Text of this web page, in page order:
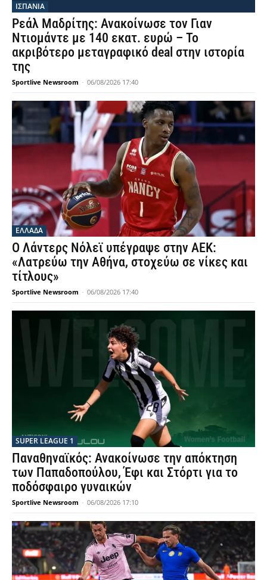
ΙΣΠΑΝΙΑ
Ρεάλ Μαδρίτης: Ανακοίνωσε τον Γιαν
Ντιομάντε με 140 εκατ. ευρώ – Το
ακριβότερο μεταγραφικό deal στην ιστορία
της
Sportlive Newsroom - 06/08/2026 17:40
ΕΛΛΑΔΑ
Ο Λάντερς Νόλεϊ υπέγραψε στην ΑΕΚ:
«Λατρεύω την Αθήνα, στοχεύω σε νίκες και
τίτλους»
Sportlive Newsroom - 06/08/2026 17:40
SUPER LEAGUE 1
Παναθηναϊκός: Ανακοίνωσε την απόκτηση
των Παπαδοπούλου, Έφι και Στόρτι για το
ποδόσφαιρο γυναικών
Sportlive Newsroom - 06/08/2026 17:10